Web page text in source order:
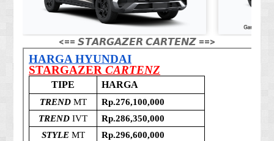
<== 𝙎𝙏𝘼𝙍𝙂𝘼𝙕𝙀𝙍 𝘾𝘼𝙍𝙏𝙀𝙉𝙕 ==>